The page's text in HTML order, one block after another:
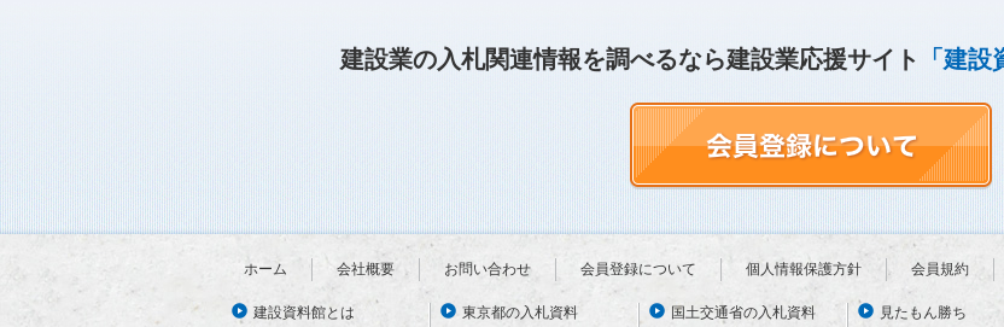
建設業の入札関連情報を調べるなら建設業応援サイト 「建設
ホーム 会社概要 お問い合わせ 会員登録について 個人情報保護方針 会員規約
建設資料館とは 東京都の入札資料 国土交通省の入札資料 見たもん勝ち